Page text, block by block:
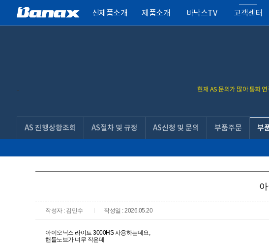
신제품소개 제품소개 바낙스TV 고객센터
현재 AS 문의가 많아 통화
AS 진행상황조회 AS절차 및 규정 AS신청 및 문의 부품주문 부
작성자 : 김민수 작성일 : 2026.05.20
아이오닉스 라이트 3000HS 사용하는데요,
핸들노브가 너무 작은데